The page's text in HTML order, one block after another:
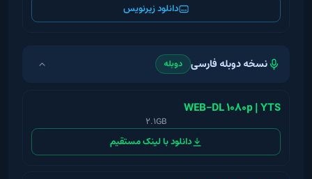
دانلود زیرنویس
نسخه دوبله فارسی دوبله
WEB-DL 1080p | YTS
2.1GB
دانلود با لینک مستقیم